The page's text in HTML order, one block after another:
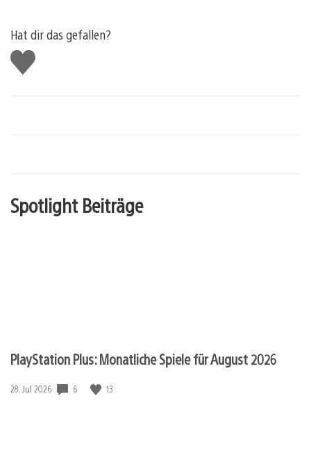
Hat dir das gefallen?
Gefällt
mir
Spotlight Beiträge
PlayStation Plus: Monatliche Spiele für August 2026
Veröffentlichungsdatum:
28. Jul 2026 6 13